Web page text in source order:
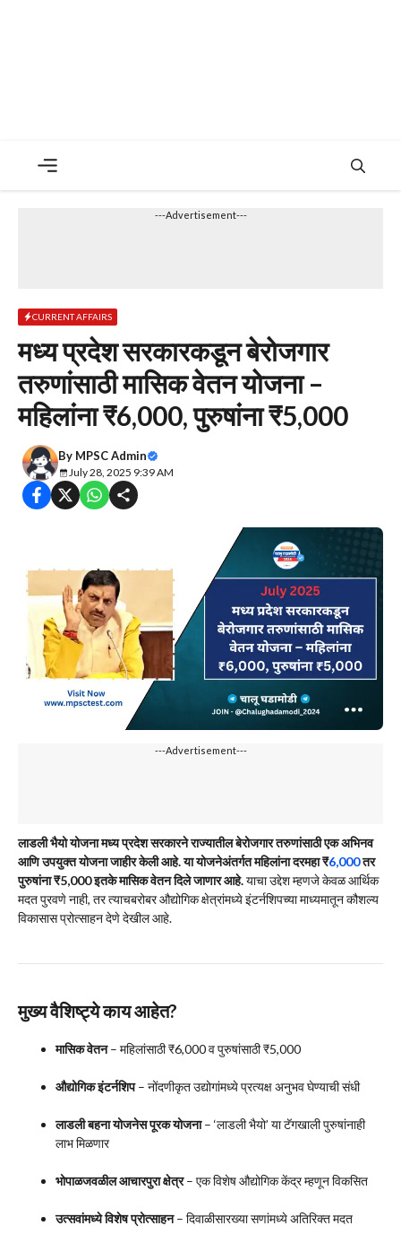
---Advertisement---
CURRENT AFFAIRS
मध्य प्रदेश सरकारकडून बेरोजगार
तरुणांसाठी मासिक वेतन योजना –
महिलांना ₹6,000, पुरुषांना ₹5,000
By MPSC Admin
July 28, 2025 9:39 AM
---Advertisement---
लाडली भैयो योजना मध्य प्रदेश सरकारने राज्यातील बेरोजगार तरुणांसाठी एक अभिनव
आणि उपयुक्त योजना जाहीर केली आहे. या योजनेअंतर्गत महिलांना दरमहा ₹6,000तर
पुरुषांना ₹5,000 इतके मासिक वेतन दिले जाणार आहे.याचा उद्देश म्हणजे केवळ आर्थिक
मदत पुरवणे नाही, तर त्याचबरोबर औद्योगिक क्षेत्रांमध्ये इंटर्नशिपच्या माध्यमातून कौशल्य
विकासास प्रोत्साहन देणे देखील आहे.
मुख्य वैशिष्ट्ये काय आहेत?
मासिक वेतन– महिलांसाठी ₹6,000 व पुरुषांसाठी ₹5,000
औद्योगिक इंटर्नशिप– नोंदणीकृत उद्योगांमध्ये प्रत्यक्ष अनुभव घेण्याची संधी
लाडली बहना योजनेस पूरक योजना– ‘लाडली भैयो’ या टॅगखाली पुरुषांनाही
लाभ मिळणार
भोपाळजवळील आचारपुरा क्षेत्र– एक विशेष औद्योगिक केंद्र म्हणून विकसित
उत्सवांमध्ये विशेष प्रोत्साहन– दिवाळीसारख्या सणांमध्ये अतिरिक्त मदत